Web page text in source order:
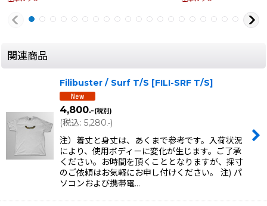
関連商品
Filibuster / Surf T/S [FILI-SRF T/S]
4,800.-(税別)
(税込: 5,280.-)
注）着丈と身丈は、あくまで参考です。入荷状況
により、使用ボディーに変化が生じます。ご了承
ください。お時間を頂くこととなりますが、採寸
のご依頼はお気軽にお申し付けください。 注) パ
ソコンおよび携帯電…